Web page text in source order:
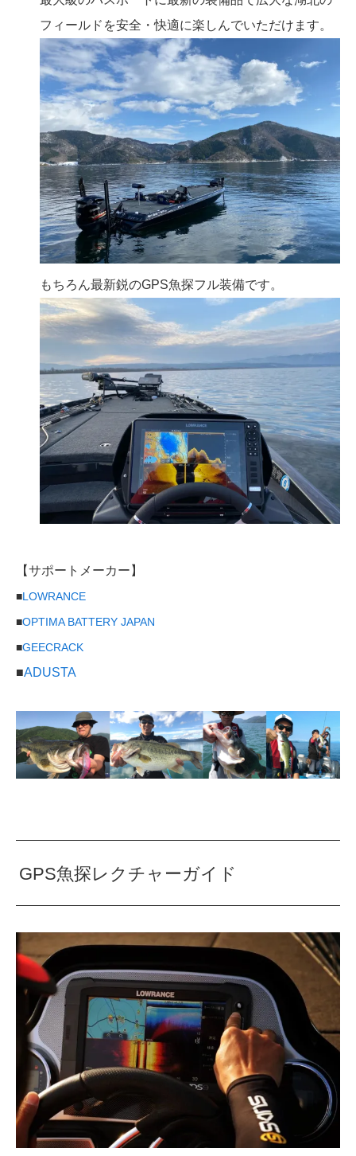
フィールドを安全・快適に楽しんでいただけます。
もちろん最新鋭のGPS魚探フル装備です。
【サポートメーカー】
■LOWRANCE
■OPTIMA BATTERY JAPAN
■GEECRACK
■ADUSTA
GPS魚探レクチャーガイド